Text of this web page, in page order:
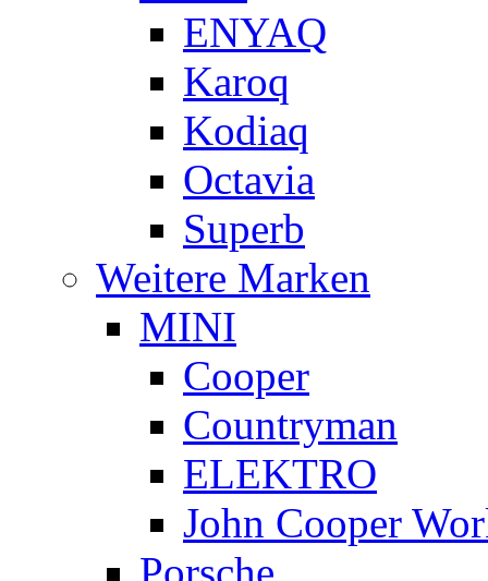
ENYAQ
Karoq
Kodiaq
Octavia
Superb
Weitere Marken
MINI
Cooper
Countryman
ELEKTRO
John Cooper